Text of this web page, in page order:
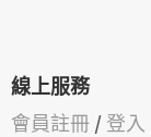
線上服務
會員註冊 / 登入